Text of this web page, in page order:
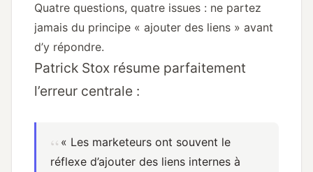
Quatre questions, quatre issues : ne partez
jamais du principe « ajouter des liens » avant
d’y répondre.
Patrick Stox résume parfaitement
l’erreur centrale :
« Les marketeurs ont souvent le
réflexe d’ajouter des liens internes à